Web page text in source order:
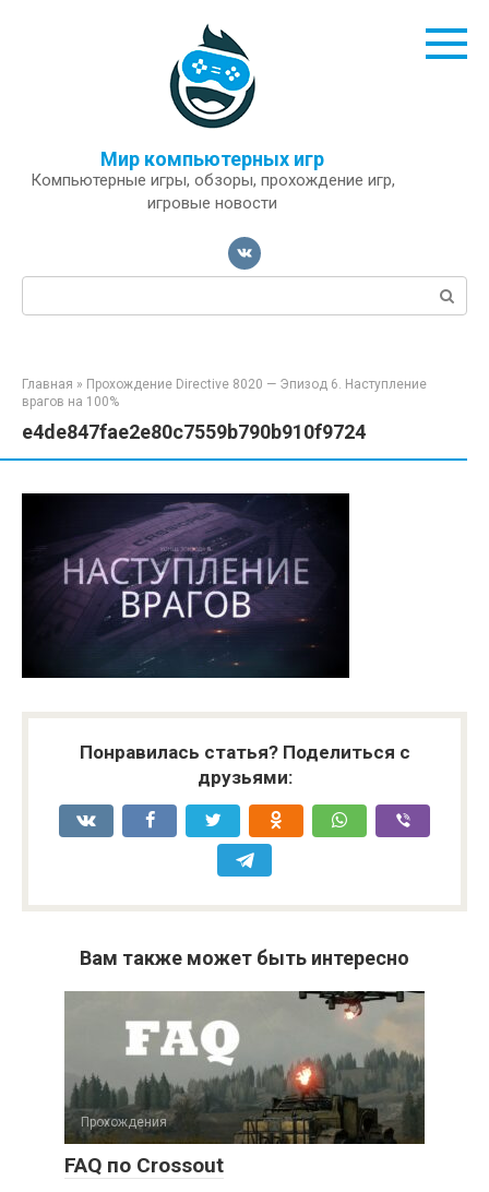
Мир компьютерных игр
Компьютерные игры, обзоры, прохождение игр,
игровые новости
Поиск:
Главная » Прохождение Directive 8020 — Эпизод 6. Наступление
врагов на 100%
e4de847fae2e80c7559b790b910f9724
Понравилась статья? Поделиться с
друзьями:
Вам также может быть интересно
Прохождения
FAQ по Crossout